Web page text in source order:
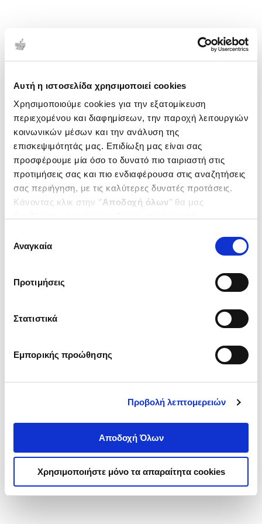
Αυτή η ιστοσελίδα χρησιμοποιεί cookies
Χρησιμοποιούμε cookies για την εξατομίκευση
περιεχομένου και διαφημίσεων, την παροχή λειτουργιών
κοινωνικών μέσων και την ανάλυση της
επισκεψιμότητάς μας. Επιδίωξη μας είναι σας
προσφέρουμε μία όσο το δυνατό πιο ταιριαστή στις
προτιμήσεις σας και πιο ενδιαφέρουσα στις αναζητήσεις
σας περιήγηση, με τις καλύτερες δυνατές προτάσεις.
Κάνοντας κλικ στην ‘’Αποδοχή όλων’’ θα μας
ενδιαφέρουν και να επιλέξετε από τα παρακάτω με την
΄΄και να ενημερωθείτε σχετικά με
συγκατάθεσης
Αναγκαία
Προτιμήσεις
Στατιστικά
Εμπορικής προώθησης
Προβολή λεπτομερειών
Αποδοχή Όλων
Χρησιμοποιήστε μόνο τα απαραίτητα cookies